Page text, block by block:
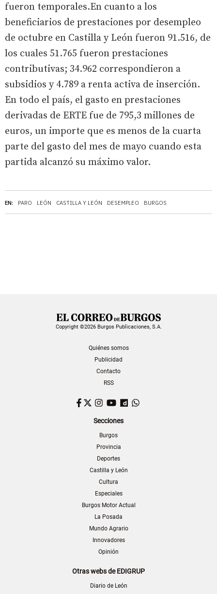
EN: PARO LEÓN CASTILLA Y LEÓN DESEMPLEO BURGOS
fueron temporales.En cuanto a los
beneficiarios de prestaciones por desempleo
de octubre en Castilla y León fueron 91.516, de
los cuales 51.765 fueron prestaciones
contributivas; 34.962 correspondieron a
subsidios y 4.789 a renta activa de inserción.
En todo el país, el gasto en prestaciones
derivadas de ERTE fue de 795,3 millones de
euros, un importe que es menos de la cuarta
parte del gasto del mes de mayo cuando esta
partida alcanzó su máximo valor.
Copyright ©2026 Burgos Publicaciones, S.A.
Quiénes somos
Publicidad
Contacto
RSS
Facebook
TwitterInstagram
YouTubeDailymotion
Secciones
Burgos
Provincia
Deportes
Castilla y León
Cultura
Especiales
Burgos Motor Actual
La Posada
Mundo Agrario
Innovadores
Opinión
Otras webs de EDIGRUP
Diario de León